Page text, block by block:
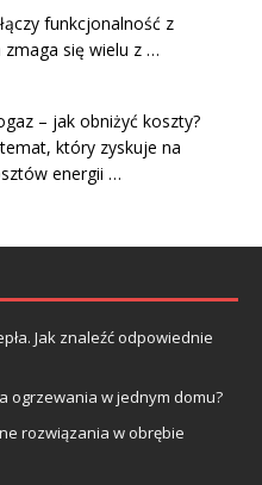
funkcjonalność z
się wielu z …
– jak obniżyć koszty?
który zyskuje na
energii …
Jak znaleźć odpowiednie
ogrzewania w jednym domu?
rozwiązania w obrębie